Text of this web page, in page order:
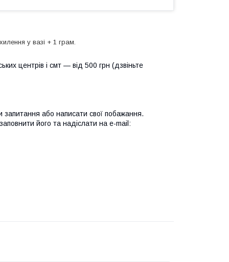
у вазі + 1 грам.
центрів і смт — від 500 грн (дзвіньте
або написати свої побажання.
його та надіслати на e-mail: